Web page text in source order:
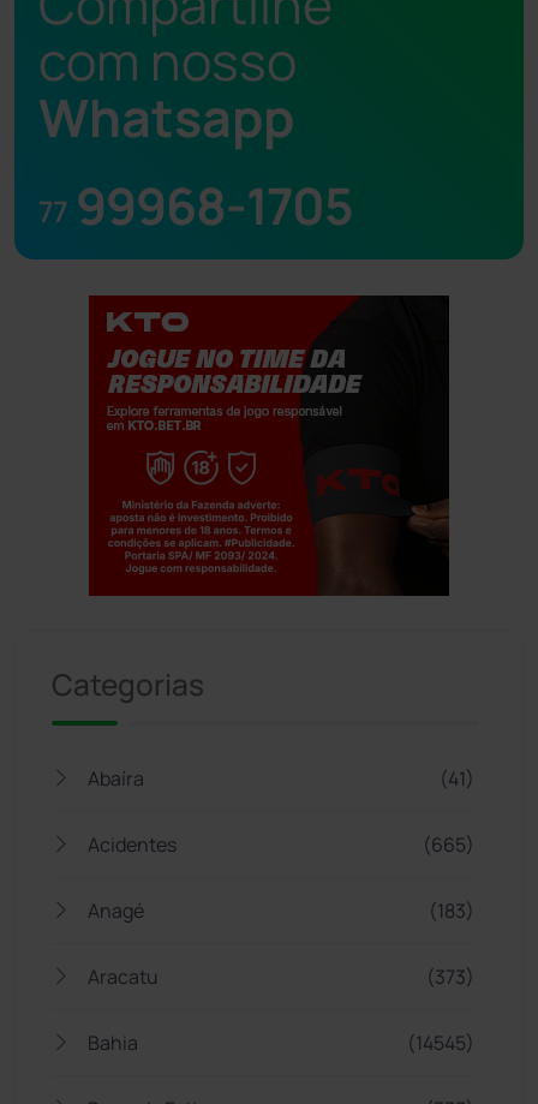
com nosso
Whatsapp
77 99968-1705
Categorias
Abaíra (41)
Acidentes (665)
Anagé (183)
Aracatu (373)
Bahia (14545)